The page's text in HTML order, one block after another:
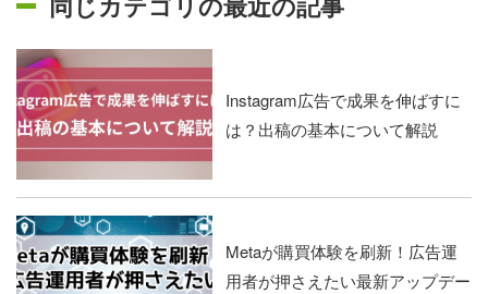
Instagram広告で成果を伸ばすに
は？出稿の基本について解説
Metaが購買体験を刷新！広告運
用者が押さえたい最新アップデー